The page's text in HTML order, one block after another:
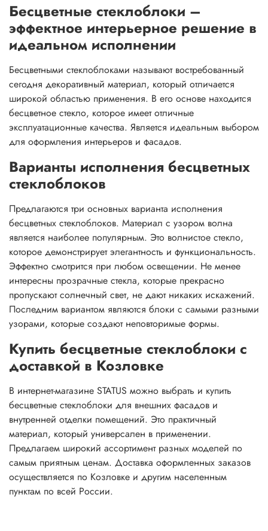
Бесцветные стеклоблоки –
эффектное интерьерное решение в
идеальном исполнении
Бесцветными стеклоблоками называют востребованный
сегодня декоративный материал, который отличается
широкой областью применения. В его основе находится
бесцветное стекло, которое имеет отличные
эксплуатационные качества. Является идеальным выбором
для оформления интерьеров и фасадов.
Варианты исполнения бесцветных
стеклоблоков
Предлагаются три основных варианта исполнения
бесцветных стеклоблоков. Материал с узором волна
является наиболее популярным. Это волнистое стекло,
которое демонстрирует элегантность и функциональность.
Эффектно смотрится при любом освещении. Не менее
интересны прозрачные стекла, которые прекрасно
пропускают солнечный свет, не дают никаких искажений.
Последним вариантом являются блоки с самыми разными
узорами, которые создают неповторимые формы.
Купить бесцветные стеклоблоки с
доставкой в Козловке
В интернет-магазине STATUS можно выбрать и купить
бесцветные стеклоблоки для внешних фасадов и
внутренней отделки помещений. Это практичный
материал, который универсален в применении.
Предлагаем широкий ассортимент разных моделей по
самым приятным ценам. Доставка оформленных заказов
осуществляется по Козловке и другим населенным
пунктам по всей России.